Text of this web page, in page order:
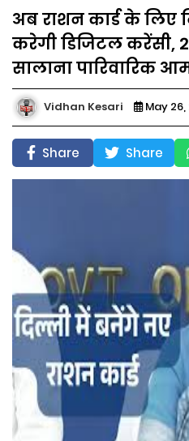
अब राशन कार्ड के लिए
करेगी डिजिटल करेंसी,
सालाना पारिवारिक
Vidhan Kesari May
Share Share